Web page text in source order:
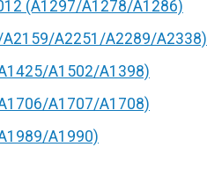
(A1297/A1278/A1286)
А2251/A2289/A2338)
A1502/A1398)
A1707/A1708)
A1990)